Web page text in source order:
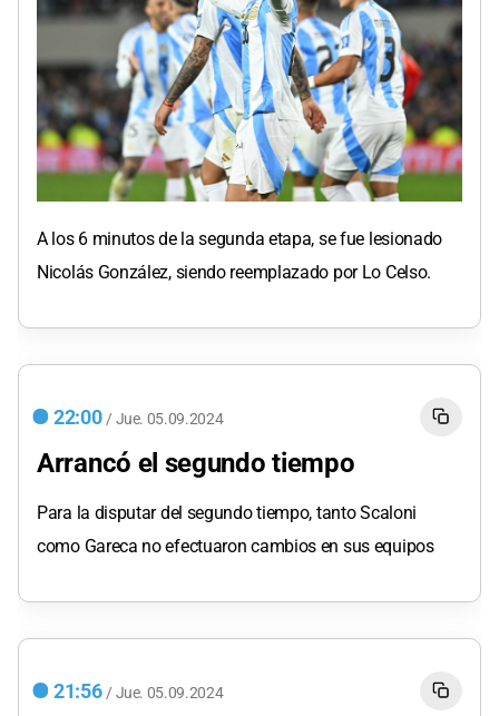
A los 6 minutos de la segunda etapa, se fue lesionado
Nicolás González, siendo reemplazado por Lo Celso.
22:00 / Jue. 05.09.2024
Arrancó el segundo tiempo
Para la disputar del segundo tiempo, tanto Scaloni
como Gareca no efectuaron cambios en sus equipos
21:56 / Jue. 05.09.2024